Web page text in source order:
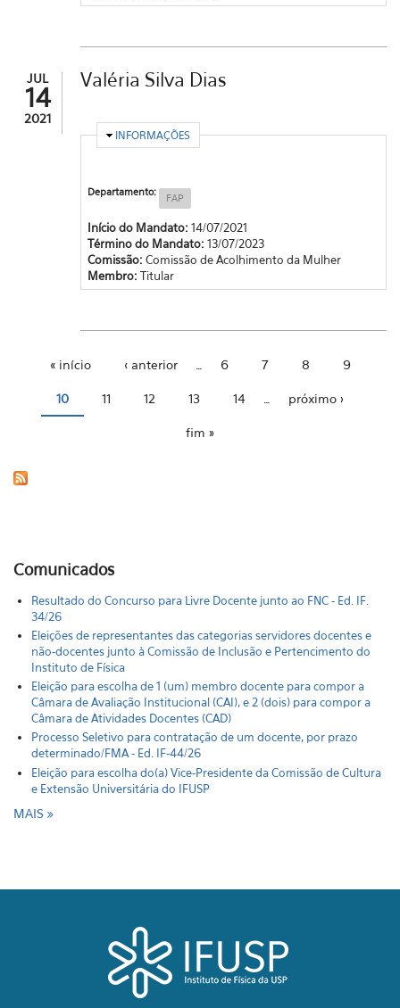
JUL
14
2021
Valéria Silva Dias
OCULTAR
INFORMAÇÕES
Departamento: FAP
Início do Mandato: 14/07/2021
Término do Mandato: 13/07/2023
Comissão: Comissão de Acolhimento da Mulher
Membro: Titular
« início ‹ anterior 6 7 8 9
10 11 12 13 14 próximo ›
fim »
Comunicados
Resultado do Concurso para Livre Docente junto ao FNC - Ed. IF.
34/26
Eleições de representantes das categorias servidores docentes e
não-docentes junto à Comissão de Inclusão e Pertencimento do
Instituto de Física
Eleição para escolha de 1 (um) membro docente para compor a
Câmara de Avaliação Institucional (CAI), e 2 (dois) para compor a
Câmara de Atividades Docentes (CAD)
Processo Seletivo para contratação de um docente, por prazo
determinado/FMA - Ed. IF-44/26
Eleição para escolha do(a) Vice-Presidente da Comissão de Cultura
e Extensão Universitária do IFUSP
MAIS